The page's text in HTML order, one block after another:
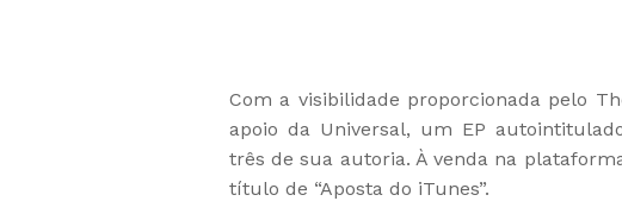
Com a visibilidade proporcionada pelo
apoio da Universal, um EP
três de sua autoria. À venda na
título de “Aposta do iTunes”.